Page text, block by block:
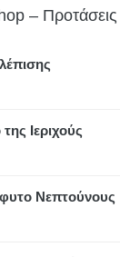
– Προτάσεις
Ιεριχούς
Νεπτούνους